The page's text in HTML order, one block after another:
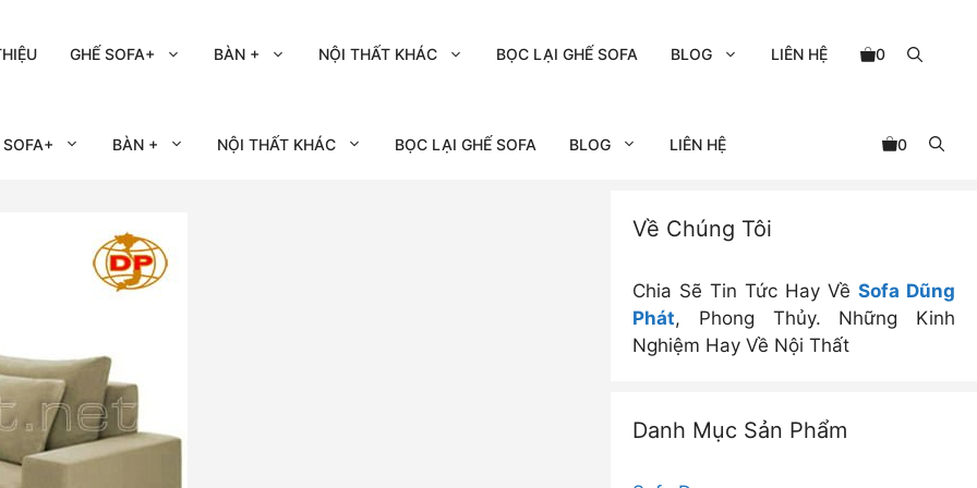
GHẾ SOFA+ BÀN + NỘI THẤT KHÁC BỌC LẠI GHẾ SOFA BLOG LIÊN HỆ 0
SOFA+ BÀN + NỘI THẤT KHÁC BỌC LẠI GHẾ SOFA BLOG LIÊN HỆ 0
Về Chúng Tôi
Chia Sẽ Tin Tức Hay Về Sofa Dũng
Phát, Phong Thủy. Những Kinh
Nghiệm Hay Về Nội Thất
Danh Mục Sản Phẩm